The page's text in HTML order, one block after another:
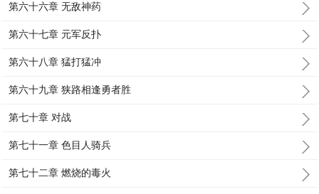
第六十六章 无敌神药
第六十七章 元军反扑
第六十八章 猛打猛冲
第六十九章 狭路相逢勇者胜
第七十章 对战
第七十一章 色目人骑兵
第七十二章 燃烧的毒火